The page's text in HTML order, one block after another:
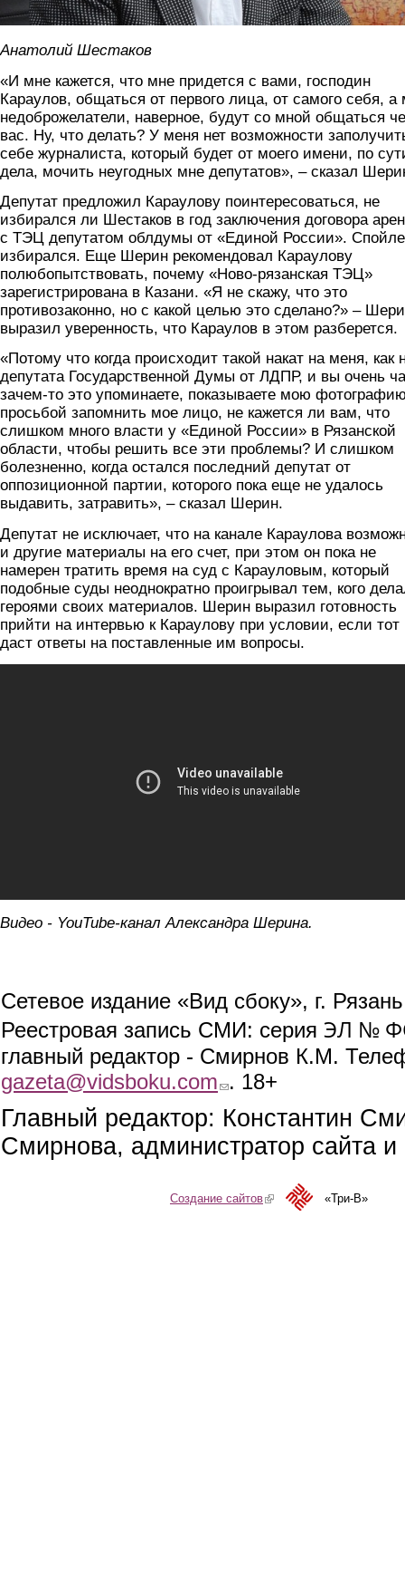
Анатолий Шестаков
«И мне кажется, что мне придется с вами, господин
Караулов, общаться от первого лица, от самого себя, а
недоброжелатели, наверное, будут со мной общаться
вас. Ну, что делать? У меня нет возможности
себе журналиста, который будет от моего имени, по
дела, мочить неугодных мне депутатов», – сказал
Депутат предложил Караулову поинтересоваться, не
избирался ли Шестаков в год заключения договора
с ТЭЦ депутатом облдумы от «Единой России».
избирался. Еще Шерин рекомендовал Караулову
полюбопытствовать, почему «Ново-рязанская ТЭЦ»
зарегистрирована в Казани. «Я не скажу, что это
противозаконно, но с какой целью это сделано?» –
выразил уверенность, что Караулов в этом разберется.
«Потому что когда происходит такой накат на меня, как
депутата Государственной Думы от ЛДПР, и вы очень
зачем-то это упоминаете, показываете мою
просьбой запомнить мое лицо, не кажется ли вам, что
слишком много власти у «Единой России» в Рязанской
области, чтобы решить все эти проблемы? И слишком
болезненно, когда остался последний депутат от
оппозиционной партии, которого пока еще не удалось
выдавить, затравить», – сказал Шерин.
Депутат не исключает, что на канале Караулова
и другие материалы на его счет, при этом он пока не
намерен тратить время на суд с Карауловым, который
подобные суды неоднократно проигрывал тем, кого
героями своих материалов. Шерин выразил готовность
прийти на интервью к Караулову при условии, если тот
даст ответы на поставленные им вопросы.
Видео - YouTube-канал Александра Шерина.
Сетевое издание «Вид сбоку», г.
Реестровая запись СМИ: серия ЭЛ №
главный редактор - Смирнов К.М.
gazeta@vidsboku.com (link sends e-mail)
. 18+
Главный редактор: Константин
Смирнова, администратор сайта
Создание сайтов(link is external)«Три-В»